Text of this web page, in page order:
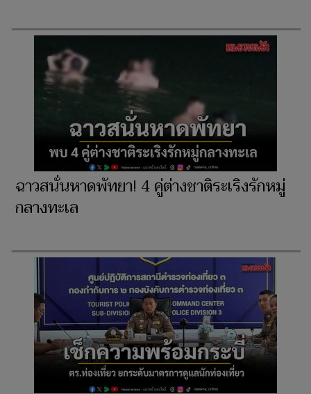
ฉาวสนั่นหาดพัทยา! 4 คู่ต่างชาติระเริงรักหมู่
กลางทะเล